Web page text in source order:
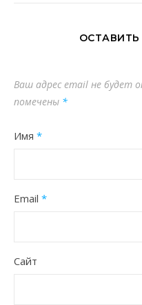
Ваш адрес email не будет
помечены *
Имя *
Email *
Сайт